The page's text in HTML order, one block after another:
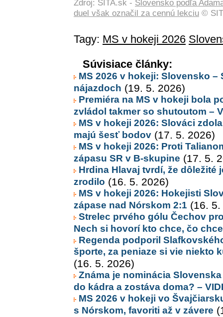
Zdroj: SITA.sk - Slovensko podľa
duel však označil za cennú lekciu ©
Tagy: MS v hokeji 2026
Súvisiace články:
MS 2026 v hokeji: Slovensko
nájazdoch (19. 5. 2026)
Premiéra na MS v hokeji bola
zvládol takmer so shutoutom –
MS v hokeji 2026: Slováci
majú šesť bodov (17. 5. 2026)
MS v hokeji 2026: Proti
zápasu SR v B-skupine (17. 5.
Hrdina Hlavaj tvrdí, že
zrodilo (16. 5. 2026)
MS v hokeji 2026: Hokejisti
zápase nad Nórskom 2:1 (16.
Strelec prvého gólu Čechov
Nech si hovorí kto chce, čo chce
Regenda podporil
športe, za peniaze si vie niekto
(16. 5. 2026)
Známa je nominácia
do kádra a zostáva doma? –
MS 2026 v hokeji vo
s Nórskom, favoriti až v závere